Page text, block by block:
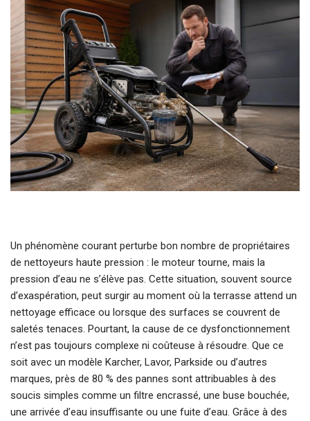
Un phénomène courant perturbe bon nombre de propriétaires
de nettoyeurs haute pression : le moteur tourne, mais la
pression d’eau ne s’élève pas. Cette situation, souvent source
d’exaspération, peut surgir au moment où la terrasse attend un
nettoyage efficace ou lorsque des surfaces se couvrent de
saletés tenaces. Pourtant, la cause de ce dysfonctionnement
n’est pas toujours complexe ni coûteuse à résoudre. Que ce
soit avec un modèle Karcher, Lavor, Parkside ou d’autres
marques, près de 80 % des pannes sont attribuables à des
soucis simples comme un filtre encrassé, une buse bouchée,
une arrivée d’eau insuffisante ou une fuite d’eau. Grâce à des